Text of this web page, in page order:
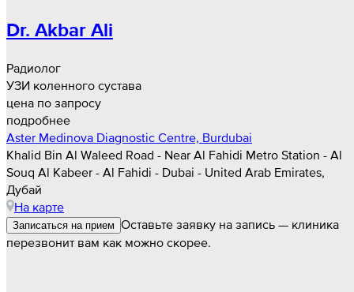
Dr. Akbar Ali
Радиолог
УЗИ коленного сустава
цена по запросу
подробнее
Aster Medinova Diagnostic Centre, Burdubai
Khalid Bin Al Waleed Road - Near Al Fahidi Metro Station - Al
Souq Al Kabeer - Al Fahidi - Dubai - United Arab Emirates,
Дубай
На карте
Записаться на прием Оставьте заявку на запись — клиника
перезвонит вам как можно скорее.